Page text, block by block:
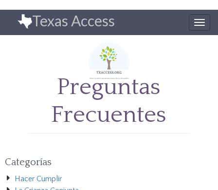
contenido
principal
Texas Access
Preguntas
Frecuentes
Categorías
Hacer Cumplir